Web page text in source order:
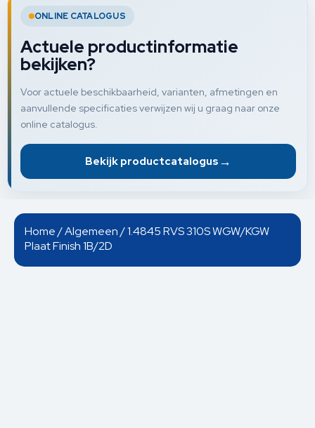
ONLINE CATALOGUS
Actuele productinformatie
bekijken?
Voor actuele beschikbaarheid, varianten, afmetingen en
aanvullende specificaties verwijzen wij u graag naar onze
online catalogus.
Bekijk productcatalogus →
Home/Algemeen/ 1.4845 RVS 310S WGW/KGW
Plaat Finish 1B/2D